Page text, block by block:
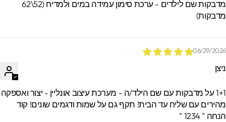
מדבקות שם לילדים - ערכת סימון עמידה במים ולמדיח (52\62
06/29/
1+1 על מדבקות עם שם הילד/ה - מערכת עיצוב אונליין - יצור ואספקה
עם שליח עד הבית! תקף גם על שמות ודגמים שונים! קוד
" 1234 "